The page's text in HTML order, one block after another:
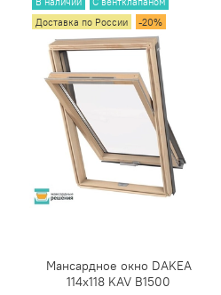
Доставка по России
-20%
Мансардное окно DAKEA
114х118 KAV B1500